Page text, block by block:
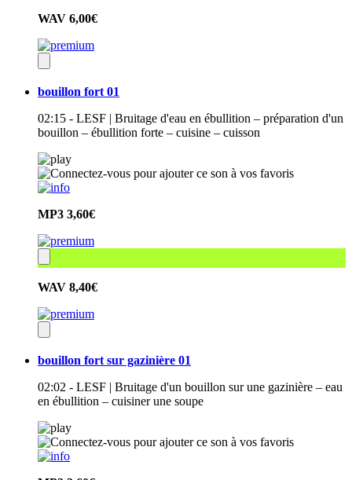
WAV 6,00€
bouillon fort 01
02:15 - LESF | Bruitage d'eau en ébullition – préparation d'un
bouillon – ébullition forte – cuisine – cuisson
MP3 3,60€
WAV 8,40€
bouillon fort sur gazinière 01
02:02 - LESF | Bruitage d'un bouillon sur une gazinière – eau
en ébullition – cuisiner une soupe